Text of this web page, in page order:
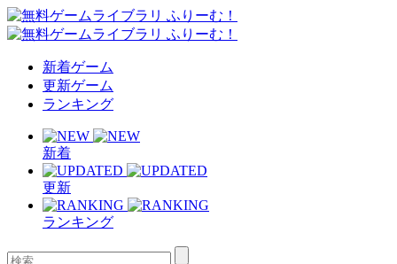
新着ゲーム
更新ゲーム
ランキング
新着
更新
ランキング